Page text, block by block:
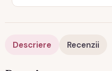
Descriere Recenzii